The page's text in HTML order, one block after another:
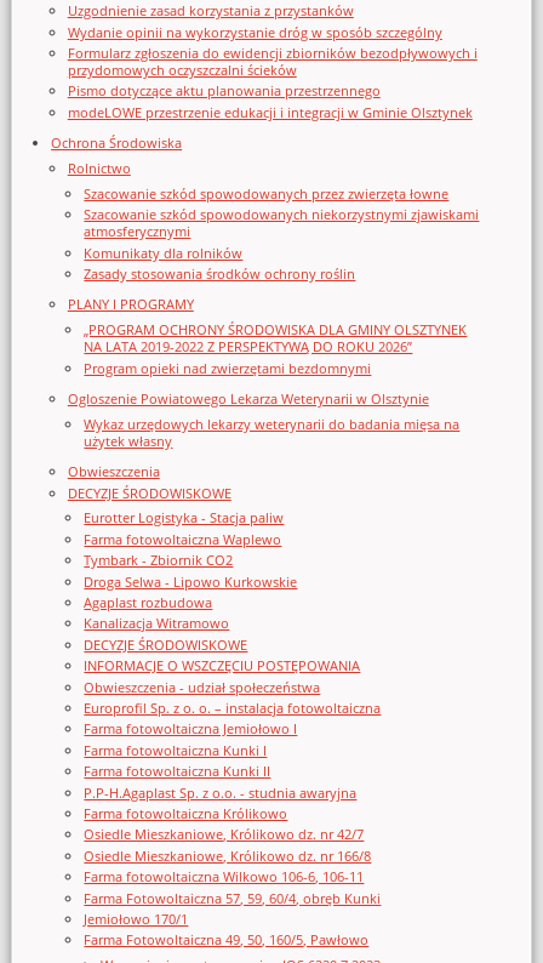
Uzgodnienie zasad korzystania z przystanków
Wydanie opinii na wykorzystanie dróg w sposób szczególny
Formularz zgłoszenia do ewidencji zbiorników bezodpływowych i
przydomowych oczyszczalni ścieków
Pismo dotyczące aktu planowania przestrzennego
modeLOWE przestrzenie edukacji i integracji w Gminie Olsztynek
Ochrona Środowiska
Rolnictwo
Szacowanie szkód spowodowanych przez zwierzęta łowne
Szacowanie szkód spowodowanych niekorzystnymi zjawiskami
atmosferycznymi
Komunikaty dla rolników
Zasady stosowania środków ochrony roślin
PLANY I PROGRAMY
„PROGRAM OCHRONY ŚRODOWISKA DLA GMINY OLSZTYNEK
NA LATA 2019-2022 Z PERSPEKTYWĄ DO ROKU 2026”
Program opieki nad zwierzętami bezdomnymi
Ogloszenie Powiatowego Lekarza Weterynarii w Olsztynie
Wykaz urzędowych lekarzy weterynarii do badania mięsa na
użytek własny
Obwieszczenia
DECYZJE ŚRODOWISKOWE
Eurotter Logistyka - Stacja paliw
Farma fotowoltaiczna Waplewo
Tymbark - Zbiornik CO2
Droga Selwa - Lipowo Kurkowskie
Agaplast rozbudowa
Kanalizacja Witramowo
DECYZJE ŚRODOWISKOWE
INFORMACJE O WSZCZĘCIU POSTĘPOWANIA
Obwieszczenia - udział społeczeństwa
Europrofil Sp. z o. o. – instalacja fotowoltaiczna
Farma fotowoltaiczna Jemiołowo I
Farma fotowoltaiczna Kunki I
Farma fotowoltaiczna Kunki II
P.P-H.Agaplast Sp. z o.o. - studnia awaryjna
Farma fotowoltaiczna Królikowo
Osiedle Mieszkaniowe, Królikowo dz. nr 42/7
Osiedle Mieszkaniowe, Królikowo dz. nr 166/8
Farma fotowoltaiczna Wilkowo 106-6, 106-11
Farma Fotowoltaiczna 57, 59, 60/4, obręb Kunki
Jemiołowo 170/1
Farma Fotowoltaiczna 49, 50, 160/5, Pawłowo